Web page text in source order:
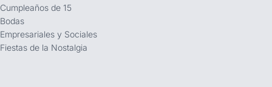
Cumpleaños de 15
Bodas
Empresariales y Sociales
Fiestas de la Nostalgia